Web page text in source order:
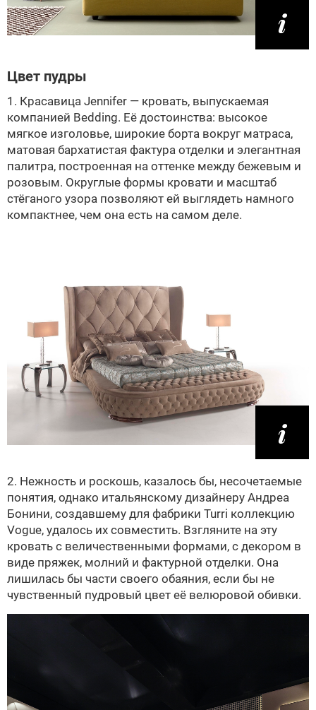
Цвет пудры
1. Красавица Jennifer — кровать, выпускаемая
компанией Bedding. Её достоинства: высокое
мягкое изголовье, широкие борта вокруг матраса,
матовая бархатистая фактура отделки и элегантная
палитра, построенная на оттенке между бежевым и
розовым. Округлые формы кровати и масштаб
стёганого узора позволяют ей выглядеть намного
компактнее, чем она есть на самом деле.
2. Нежность и роскошь, казалось бы, несочетаемые
понятия, однако итальянскому дизайнеру Андреа
Бонини, создавшему для фабрики Turri коллекцию
Vogue, удалось их совместить. Взгляните на эту
кровать с величественными формами, с декором в
виде пряжек, молний и фактурной отделки. Она
лишилась бы части своего обаяния, если бы не
чувственный пудровый цвет её велюровой обивки.